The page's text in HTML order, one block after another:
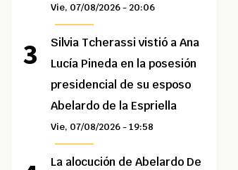
Vie, 07/08/2026 - 20:06
Silvia Tcherassi vistió a Ana
Lucía Pineda en la posesión
presidencial de su esposo
Abelardo de la Espriella
Vie, 07/08/2026 - 19:58
La alocución de Abelardo De